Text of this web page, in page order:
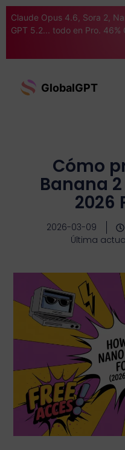
Claude Opus 4.6, Sora 2,
GPT 5.2... todo en Pro. 46%
GlobalGPT
Cómo
Banana
2026
2026-03-09
Última